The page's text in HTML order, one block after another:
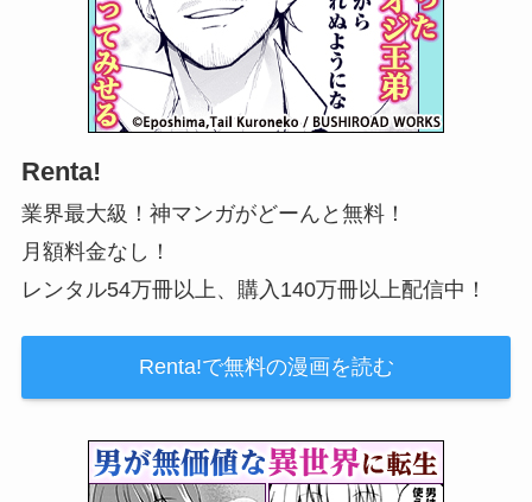
Renta!
業界最大級！神マンガがどーんと無料！
月額料金なし！
レンタル54万冊以上、購入140万冊以上配信中！
Renta!で無料の漫画を読む